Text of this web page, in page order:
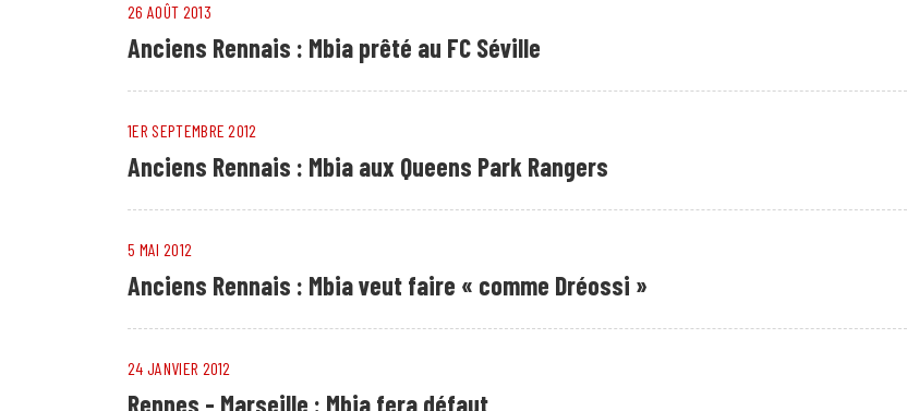
26 AOÛT 2013
Anciens Rennais : Mbia prêté au FC Séville
1ER SEPTEMBRE 2012
Anciens Rennais : Mbia aux Queens Park Rangers
5 MAI 2012
Anciens Rennais : Mbia veut faire « comme Dréossi »
24 JANVIER 2012
Rennes - Marseille : Mbia fera défaut